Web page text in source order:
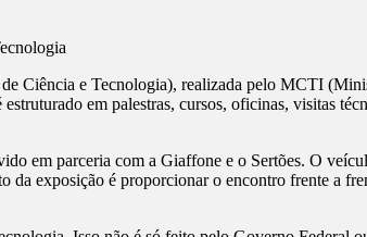
Ciência e Tecnologia), realizada pelo MCTI
em palestras, cursos, oficinas, visitas
em parceria com a Giaffone e o Sertões. O
da exposição é proporcionar o encontro frente a